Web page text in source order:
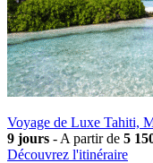
Voyage de Luxe Tahiti,
9 jours - A partir de 5
Découvrez l'itinéraire